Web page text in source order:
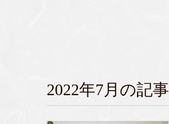
2022年7月の記事